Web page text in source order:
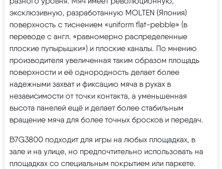
эксклюзивную, разработанную MOLTEN (Япония)
поверхность с тиснением «uniform flat-pebble» (в
переводе с англ. «равномерно распределенные
плоские пупырышки») и плоские каналы. По мнению
производителя увеличенная таким образом площадь
поверхности и её однородность делает более
надежными захват и фиксацию мяча в руках в
независимости от точки контакта, а уменьшенная
высота панелей ещё и делает более стабильным
вращение мяча для более точных бросков и передач.
B7G3800 подходит для игры на любых площадках, в
зале и на улице, но предпочтительно использовать на
площадках со специальным покрытием или паркете.